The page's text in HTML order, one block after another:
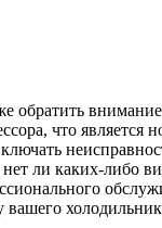
обратить
что
ли каких-